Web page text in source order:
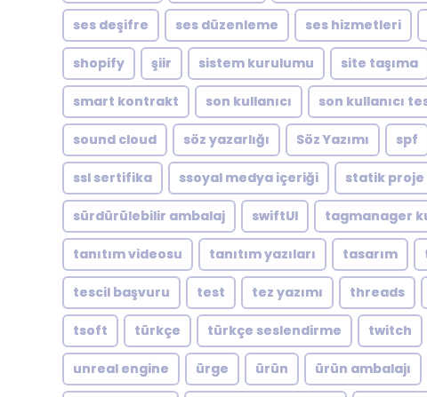
ses deşifre ses düzenleme ses hizmetleri
shopify şiir sistem kurulumu site taşıma
smart kontrakt son kullanıcı son kullanıcı
sound cloud söz yazarlığı Söz Yazımı spf
ssl sertifika ssoyal medya içeriği statik proje
sürdürülebilir ambalaj swiftUI tagmanager
tanıtım videosu tanıtım yazıları tasarım
tescil başvuru test tez yazımı threads
tsoft türkçe türkçe seslendirme twitch
unreal engine ürge ürün ürün ambalajı